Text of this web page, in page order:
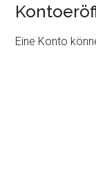
Eine Konto